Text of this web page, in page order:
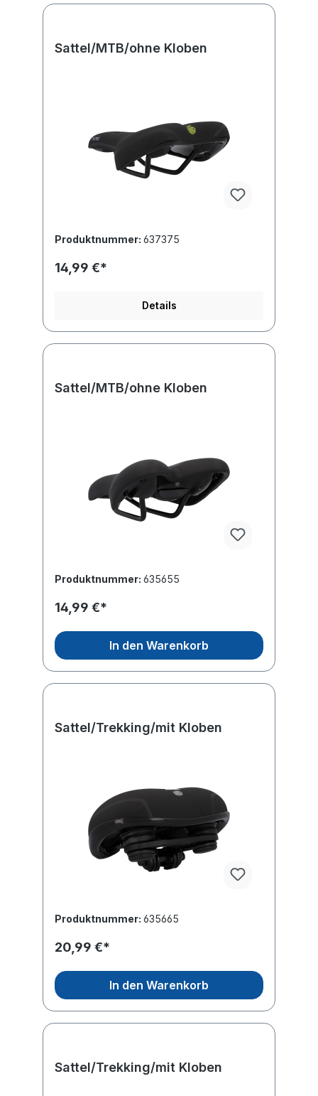
Sattel/MTB/ohne Kloben
Produktnummer: 637375
14,99 €*
Details
Sattel/MTB/ohne Kloben
Produktnummer: 635655
14,99 €*
In den Warenkorb
Sattel/Trekking/mit Kloben
Produktnummer: 635665
20,99 €*
In den Warenkorb
Sattel/Trekking/mit Kloben